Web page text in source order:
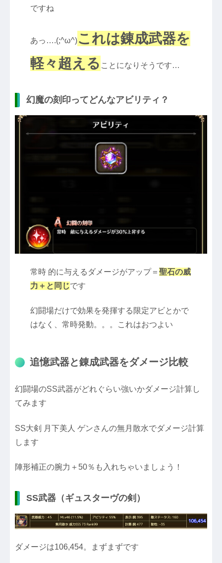
ですね
あっ….(;^ω^)これは錬成武器を
軽々超える ことになりそうです…
幻魔の刻印ってどんなアビリティ？
常時 的に与えるダメージがアップ＝聖石の威
力＋と同じです
幻闘場だけで効果を発揮する限定アビとかで
はなく、常時発動。。。これはおつよい
追憶武器と錬成武器をダメージ比較
幻闘場のSS武器がどれぐらい強いかダメージ計算し
てみます
SS大剣 月下美人 ゲンさんの無月散水でダメージ計算
します
陣形補正の腕力＋50％も入れちゃいましょう！
SS武器（ギュスターヴの剣）
ダメージは106,454。まずまずです